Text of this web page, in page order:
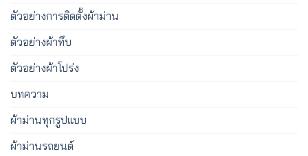
ตัวอย่างการติดตั้งผ้าม่าน
ตัวอย่างผ้าทึบ
ตัวอย่างผ้าโปร่ง
บทความ
ผ้าม่านทุกรูปแบบ
ผ้าม่านรถยนต์